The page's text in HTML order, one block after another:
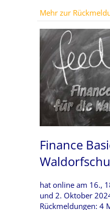
Mehr zur
Finance
hat online am 16.,
und 2. Oktober
Rückmeldungen: 4